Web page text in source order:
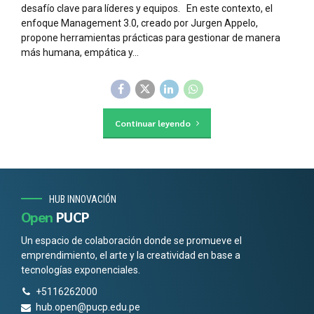
desafío clave para líderes y equipos. En este contexto, el
enfoque Management 3.0, creado por Jurgen Appelo,
propone herramientas prácticas para gestionar de manera
más humana, empática y...
Continuar leyendo
HUB INNOVACIÓN
Open PUCP
Un espacio de colaboración donde se promueve el
emprendimiento, el arte y la creatividad en base a
tecnologías exponenciales.
+5116262000
hub.open@pucp.edu.pe